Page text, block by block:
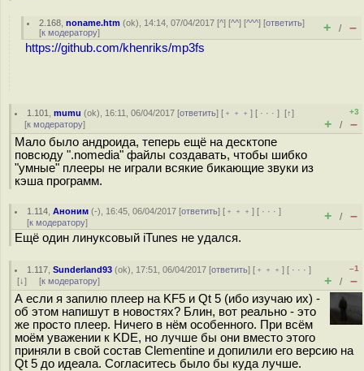
2.168 ,noname.htm (ok), 14:14, 07/04/2017 [^] [^^] [^^^] [ответить]
[к модератору] + / –
https://github.com/khenriks/mp3fs
1.101 ,mumu (ok), 16:11, 06/04/2017 [ответить] [ ﹢﹢﹢] [ · · ·][↑]
[к модератору]
+3
+ / –
Мало было андроида, теперь ещё на десктопе
повсюду ".nomedia" файлы создавать, чтобы шибко
"умные" плееры не играли всякие бикающие звуки из
кэша программ.
1.114 ,Аноним (-), 16:45, 06/04/2017 [ответить] [ ﹢﹢﹢] [ · · ·]
[к модератору] + / –
Ещё один линуксовый iTunes не удался.
1.117 ,Sunderland93 (ok), 17:51, 06/04/2017 [ответить] [ ﹢﹢﹢] [ · · ·]
[↓] [к модератору]
–1
+ / –
А если я запилю плеер на KF5 и Qt 5 (ибо изучаю их) -
об этом напишут в новостях? Блин, вот реально - это
же просто плеер. Ничего в нём особенного. При всём
моём уважении к KDE, но лучше бы они вместо этого
приняли в свой состав Clementine и допилили его версию на
Qt 5 до идеала. Согласитесь было бы куда лучше.